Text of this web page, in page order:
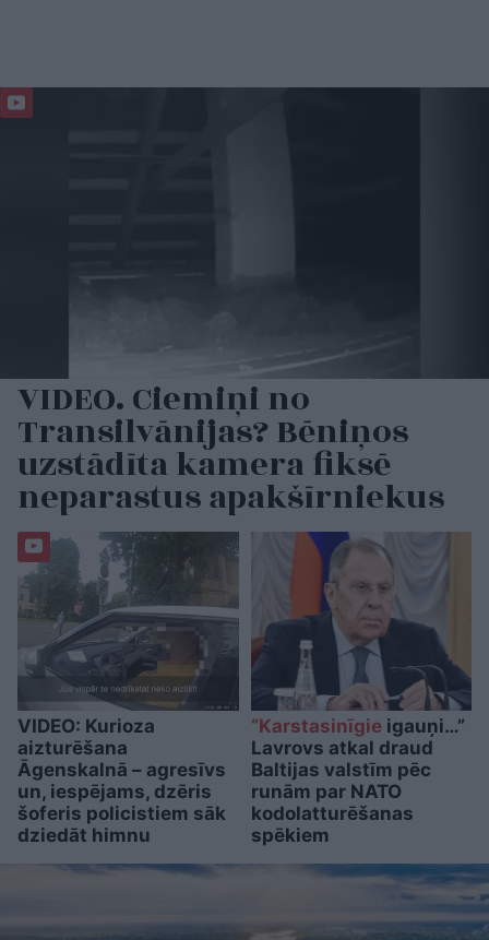
VIDEO. Ciemiņi no
Transilvānijas? Bēniņos
uzstādīta kamera fiksē
neparastus apakšīrniekus
VIDEO: Kurioza
aizturēšana
Āgenskalnā – agresīvs
un, iespējams, dzēris
šoferis policistiem sāk
dziedāt himnu
“Karstasinīgieigauņi…”
Lavrovs atkal draud
Baltijas valstīm pēc
runām par NATO
kodolatturēšanas
spēkiem